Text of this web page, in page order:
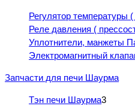
Регулятор температуры
Реле давления (
Уплотнители, манжеты
Электромагнитный
Запчасти для печи Шаурма
Тэн печи Шаурма3